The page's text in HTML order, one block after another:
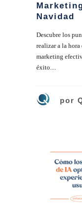
Navidad
Descubre los
realizar a la hora
marketing
éxito....
por